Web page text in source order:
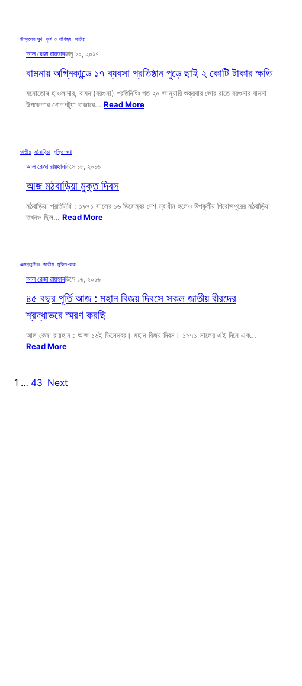
উপকূলের মুখ কৃষি ও বাণিজ্য জাতীয়
আল রেজা রায়হানজানু ২০, ২০১৭
বামনায় অগ্নিকান্ডে ১৭ ব্যবসা প্রতিষ্ঠান পুড়ে ছাই ২ কোটি টাকার ক্ষতি
মনোতোষ হাওলাদার, বামনা(বরগুনা) প্রতিনিধিঃ গত ২০ জানুয়ারি শুক্রবার ভোর রাতে বরগুনার বামনা
উপজেলার খোলপটুয়া বাজারে… Read More
জাতীয় মঠবাড়িয়া মুক্তি-কথা
আল রেজা রায়হানডিসে ১৮, ২০১৬
আজ মঠবাড়িয়া মুক্ত দিবস
মঠবাড়িয়া প্রতিনিধি : ১৯৭১ সালের ১৬ ডিসেম্বর দেশ স্বাধীন হলেও উপকূলীয় পিরোজপুরের মঠবাড়িয়া
তখনও ছিল… Read More
এক্সক্লুসিভ জাতীয় মুক্তি-কথা
আল রেজা রায়হানডিসে ১৬, ২০১৬
৪৫ বছর পূর্তি আজ : মহান বিজয় দিবসে সকল জাতীয় বীরদের
শ্রদ্ধাভরে স্মরণ করছি
আল রেজা রায়হান : আজ ১৬ই ডিসেম্বর। মহান বিজয় দিবস। ১৯৭১ সালের এই দিনে এক…
Read More
1 … 43 Next